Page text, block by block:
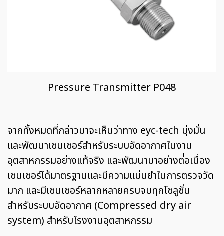
Pressure Transmitter P048
จากทั้งหมดที่กล่าวมาจะเห็นว่าทาง eyc-tech มุ่งมั่น
และพัฒนาเซนเซอร์สำหรับระบบอัดอากาศในงาน
อุตสาหกรรมอย่างแท้จริง และพัฒนามาอย่างต่่อเนื่อง
เซนเซอร์ได้มาตรฐานและมีความแม่นยำในการตรวจวัด
มาก และมีเซนเซอร์หลากหลายครบจบทุกโซลูชั่น
สำหรับระบบอัดอากาศ (Compressed dry air
system) สำหรับโรงงานอุตสาหกรรม